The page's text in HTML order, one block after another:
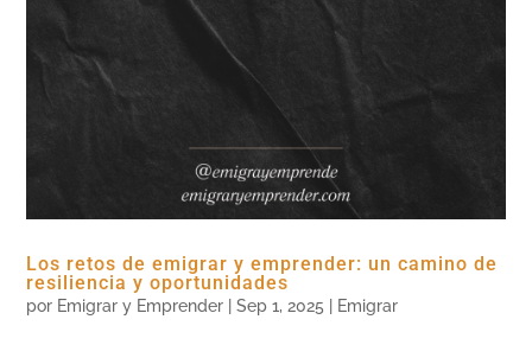
Los retos de emigrar y emprender: un camino de
resiliencia y oportunidades
por Emigrar y Emprender |Sep 1, 2025 Emigrar